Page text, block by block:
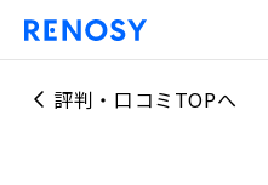
評判・口コミTOPへ